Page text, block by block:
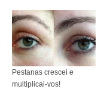
Pestanas crescei e
multiplicai-vos!